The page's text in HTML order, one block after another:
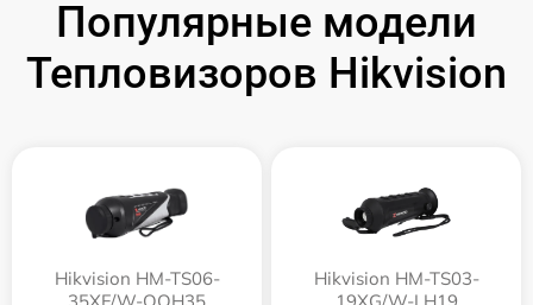
Популярные модели
Тепловизоров Hikvision
Hikvision HM-TS06-
Hikvision HM-TS03-